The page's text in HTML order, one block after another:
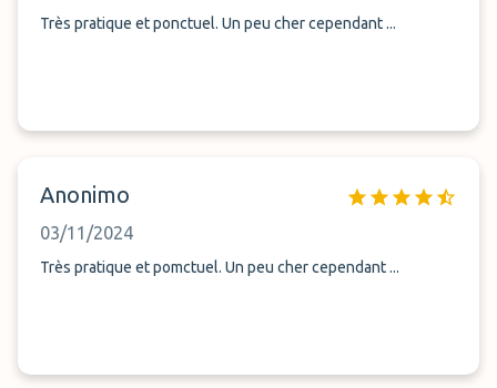
Très pratique et ponctuel. Un peu cher cependant ...
Anonimo
03/11/2024
Très pratique et pomctuel. Un peu cher cependant ...